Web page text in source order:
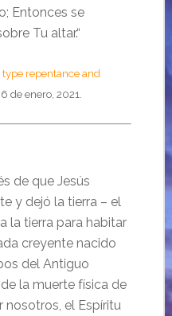
Entonces se
Tu altar.“
type repentance and
de enero, 2021.
de que Jesús
y dejó la tierra – el
la tierra para habitar
creyente nacido
del Antiguo
la muerte física de
nosotros, el Espíritu